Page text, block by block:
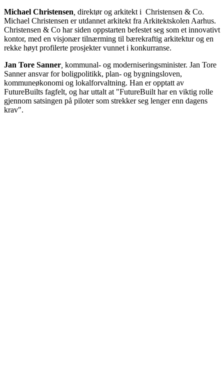
Michael Christensen direktør og arkitekt i Christensen & Co.
Michael Christensen er utdannet arkitekt fra Arkitektskolen Aarhus.
Christensen & Co har siden oppstarten befestet seg som et innovativt
kontor, med en visjonær tilnærming til bærekraftig arkitektur og en
rekke høyt profilerte prosjekter vunnet i konkurranse.
Jan Tore Sanner kommunal- og moderniseringsminister. Jan Tore
Sanner ansvar for boligpolitikk, plan- og bygningsloven,
kommuneøkonomi og lokalforvaltning. Han er opptatt av
FutureBuilts fagfelt, og har uttalt at "FutureBuilt har en viktig rolle
gjennom satsingen på piloter som strekker seg lenger enn dagens
krav".